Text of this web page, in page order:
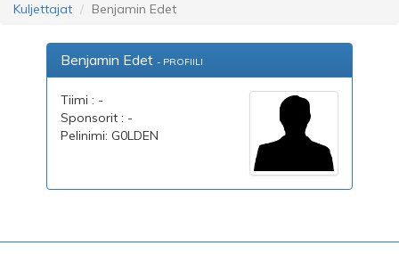
Kuljettajat Benjamin Edet
Benjamin Edet - PROFIILI
Tiimi : -
Sponsorit : -
Pelinimi: G0LDEN